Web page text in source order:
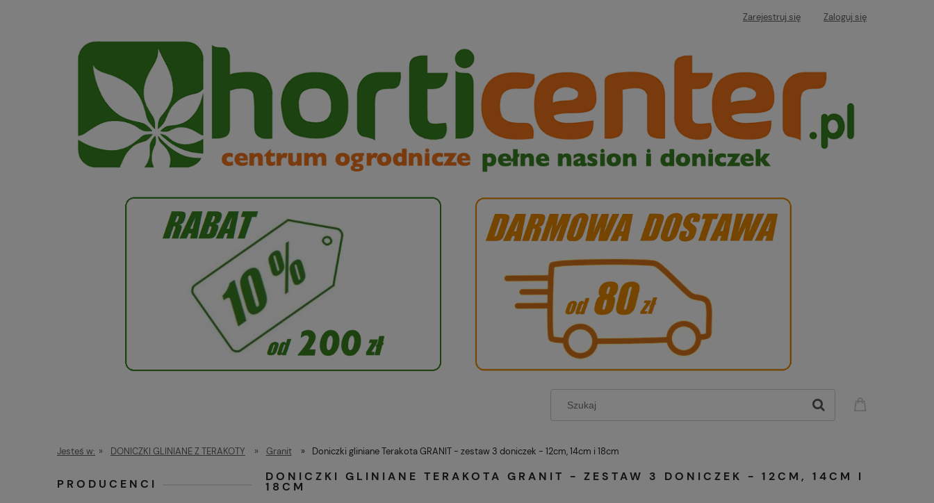
Zarejestruj się Zaloguj się
Jesteś w: » DONICZKI GLINIANE Z TERAKOTY » Granit » Doniczki gliniane Terakota GRANIT - zestaw 3 doniczek - 12cm, 14cm i 18cm
PRODUCENCI
DONICZKI GLINIANE TERAKOTA GRANIT - ZESTAW 3 DONICZEK - 12CM, 14CM I
18CM